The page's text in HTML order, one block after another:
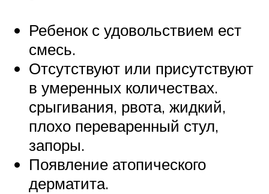
Ребенок с удовольствием ест
смесь.
Отсутствуют или присутствуют
в умеренных количествах.
срыгивания, рвота, жидкий,
плохо переваренный стул,
запоры.
Появление атопического
дерматита.